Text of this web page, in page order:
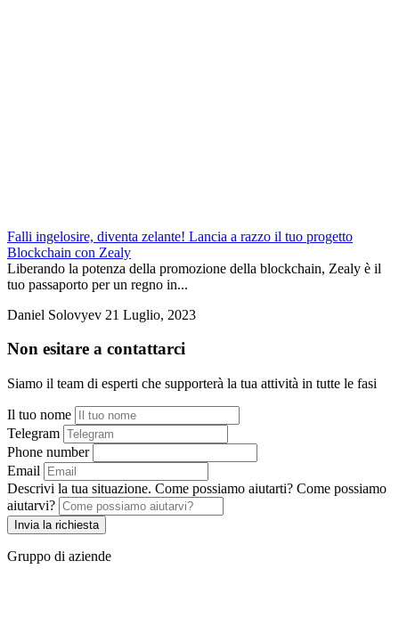
Falli ingelosire, diventa zelante! Lancia a razzo il tuo progetto
Blockchain con Zealy
Liberando la potenza della promozione della blockchain, Zealy è il
tuo passaporto per un regno in...
Daniel Solovyev 21 Luglio, 2023
Non esitare a contattarci
Siamo il team di esperti che supporterà la tua attività in tutte le fasi
Il tuo nome
Telegram
Phone number
Email
Descrivi la tua situazione. Come possiamo aiutarti? Come possiamo
aiutarvi?
Invia la richiesta
Gruppo di aziende